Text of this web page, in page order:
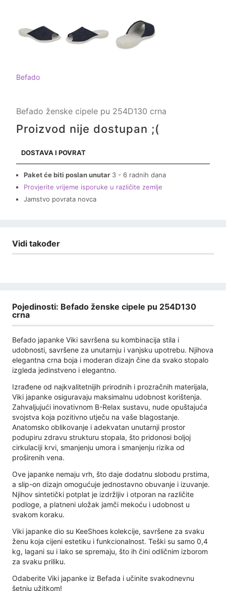
Befado
Befado ženske cipele pu 254D130 crna
Proizvod nije dostupan ;(
DOSTAVA I POVRAT
Paket će biti poslan unutar 3 - 6 radnih dana
Provjerite vrijeme isporuke u različite zemlje
Jamstvo povrata novca
Vidi također
Pojedinosti: Befado ženske cipele pu 254D130
crna
Befado japanke Viki savršena su kombinacija stila i
udobnosti, savršene za unutarnju i vanjsku upotrebu. Njihova
elegantna crna boja i moderan dizajn čine da svako stopalo
izgleda jedinstveno i elegantno.
Izrađene od najkvalitetnijih prirodnih i prozračnih materijala,
Viki japanke osiguravaju maksimalnu udobnost korištenja.
Zahvaljujući inovativnom B-Relax sustavu, nude opuštajuća
svojstva koja pozitivno utječu na vaše blagostanje.
Anatomsko oblikovanje i adekvatan unutarnji prostor
podupiru zdravu strukturu stopala, što pridonosi boljoj
cirkulaciji krvi, smanjenju umora i smanjenju rizika od
proširenih vena.
Ove japanke nemaju vrh, što daje dodatnu slobodu prstima,
a slip-on dizajn omogućuje jednostavno obuvanje i izuvanje.
Njihov sintetički potplat je izdržljiv i otporan na različite
podloge, a platneni uložak jamči mekoću i udobnost u
svakom koraku.
Viki japanke dio su KeeShoes kolekcije, savršene za svaku
ženu koja cijeni estetiku i funkcionalnost. Teški su samo 0,4
kg, lagani su i lako se spremaju, što ih čini odličnim izborom
za svaku priliku.
Odaberite Viki japanke iz Befada i učinite svakodnevnu
šetnju užitkom!